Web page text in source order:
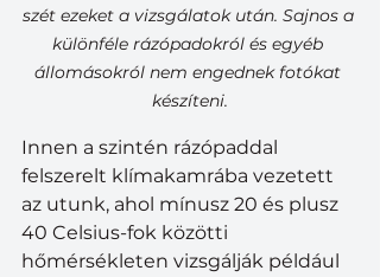
szét ezeket a vizsgálatok után. Sajnos a
különféle rázópadokról és egyéb
állomásokról nem engednek fotókat
készíteni.
Innen a szintén rázópaddal
felszerelt klímakamrába vezetett
az utunk, ahol mínusz 20 és plusz
40 Celsius-fok közötti
hőmérsékleten vizsgálják például